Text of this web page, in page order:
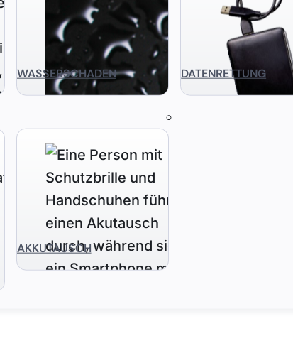
WASSERSCHADEN DATENRETTUNG
AKKUTAUSCH